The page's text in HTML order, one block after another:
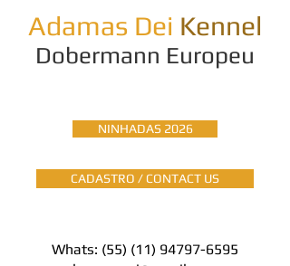
Adamas Dei Kennel
Dobermann Europeu
NINHADAS 2026
CADASTRO / CONTACT US
Whats: (55) (11) 94797-6595